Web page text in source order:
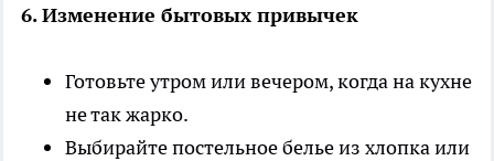
6. Изменение бытовых привычек
Готовьте утром или вечером, когда на кухне
не так жарко.
Выбирайте постельное белье из хлопка или